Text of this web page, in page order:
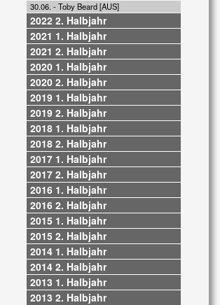
30.06. - Toby Beard [AUS]
2022 2. Halbjahr
2021 1. Halbjahr
2021 2. Halbjahr
2020 1. Halbjahr
2020 2. Halbjahr
2019 1. Halbjahr
2019 2. Halbjahr
2018 1. Halbjahr
2018 2. Halbjahr
2017 1. Halbjahr
2017 2. Halbjahr
2016 1. Halbjahr
2016 2. Halbjahr
2015 1. Halbjahr
2015 2. Halbjahr
2014 1. Halbjahr
2014 2. Halbjahr
2013 1. Halbjahr
2013 2. Halbjahr